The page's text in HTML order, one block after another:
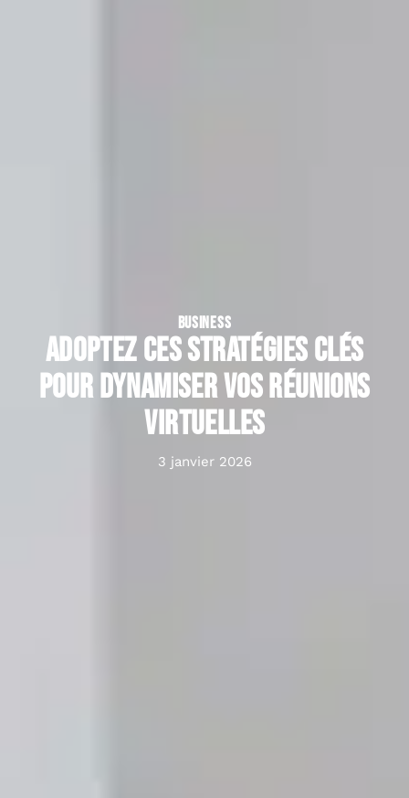
BUSINESS
Adoptez ces stratégies clés
pour dynamiser vos réunions
virtuelles
3 janvier 2026